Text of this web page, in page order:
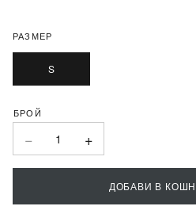
РАЗМЕР
S
− 1 +
ДОБАВИ В